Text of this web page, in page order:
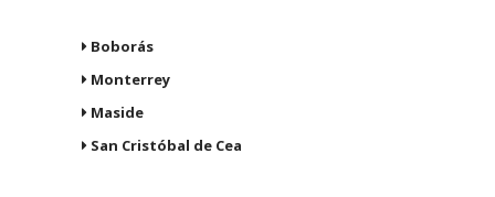
Boborás
Monterrey
Maside
San Cristóbal de Cea